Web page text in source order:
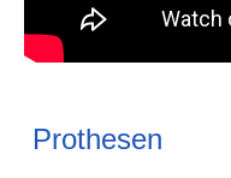
Prothesen